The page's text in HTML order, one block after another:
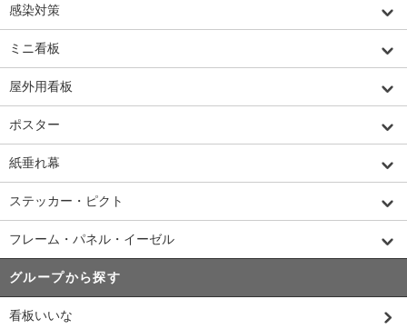
感染対策
ミニ看板
屋外用看板
ポスター
紙垂れ幕
ステッカー・ピクト
フレーム・パネル・イーゼル
グループから探す
看板いいな